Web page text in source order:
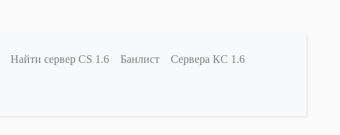
Найти сервер CS 1.6 Банлист Сервера КС 1.6